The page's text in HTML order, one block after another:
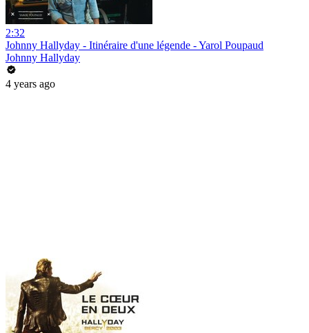
2:32
Johnny Hallyday - Itinéraire d'une légende - Yarol Poupaud
Johnny Hallyday
4 years ago